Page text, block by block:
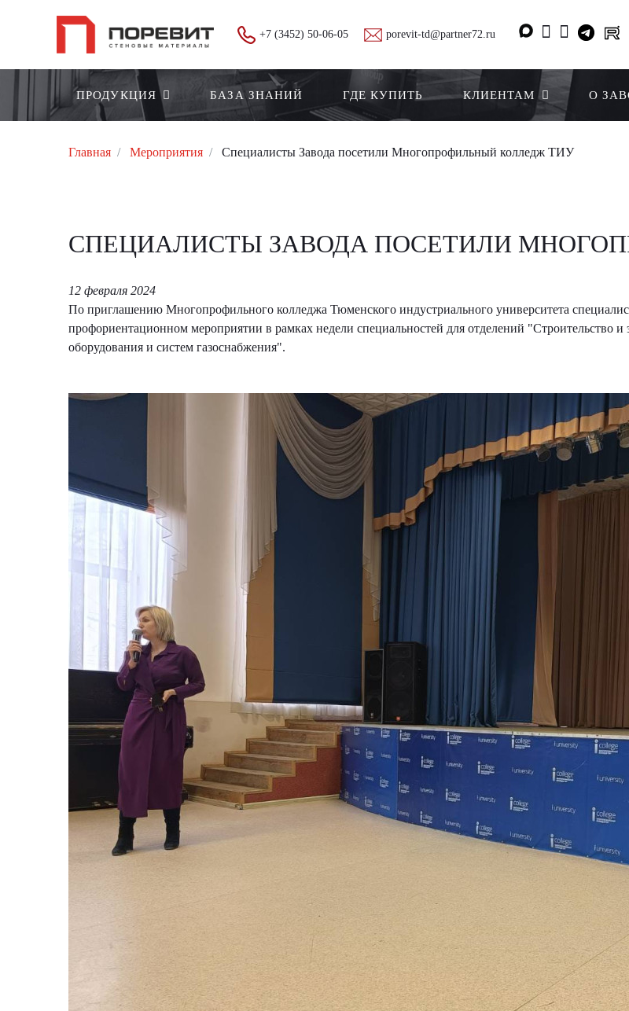
+7 (3452) 50-06-05 porevit-td@partner72.ru
ПРОДУКЦИЯ БАЗА ЗНАНИЙ ГДЕ КУПИТЬ КЛИЕНТАМ О
Главная Мероприятия Специалисты Завода посетили Многопрофильный колледж ТИУ
СПЕЦИАЛИСТЫ ЗАВОДА ПОСЕТИЛИ
12 февраля 2024
По приглашению Многопрофильного колледжа Тюменского индустриального университета
профориентационном мероприятии в рамках недели специальностей для отделений "Строительство
оборудования и систем газоснабжения".